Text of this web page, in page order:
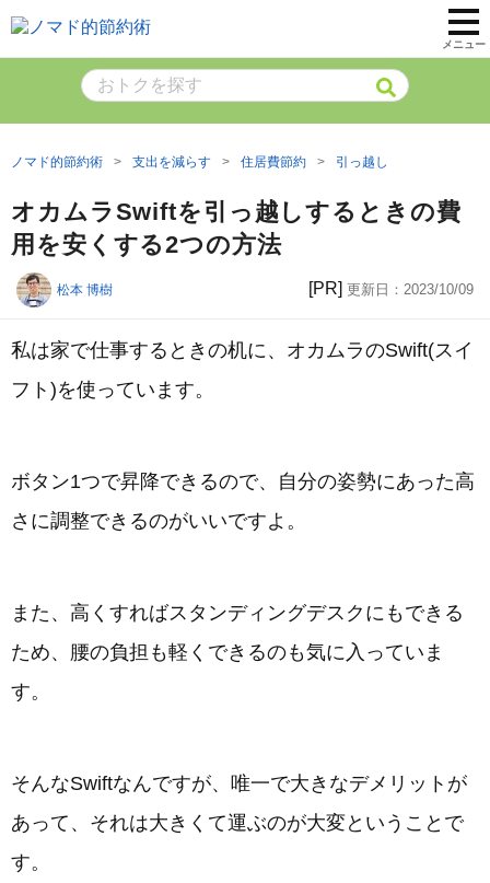
メニュー
ノマド的節約術 支出を減らす 住居費節約 引っ越し
オカムラSwiftを引っ越しするときの費
用を安くする2つの方法
松本 博樹 [PR] 更新日： 2023/10/09
私は家で仕事するときの机に、オカムラのSwift(スイ
フト)を使っています。
ボタン1つで昇降できるので、自分の姿勢にあった高
さに調整できるのがいいですよ。
また、高くすればスタンディングデスクにもできる
ため、腰の負担も軽くできるのも気に入っていま
す。
そんなSwiftなんですが、唯一で大きなデメリットが
あって、それは大きくて運ぶのが大変ということで
す。